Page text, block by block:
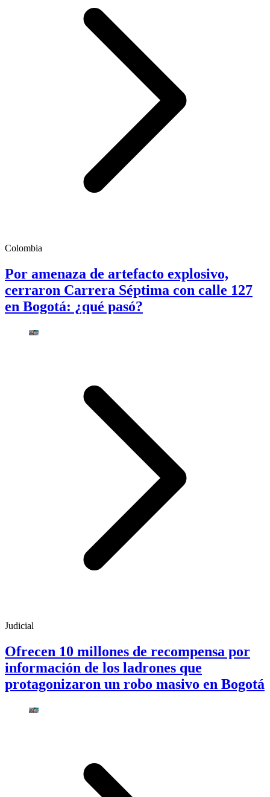
Colombia
Por amenaza de artefacto explosivo,
cerraron Carrera Séptima con calle 127
en Bogotá: ¿qué pasó?
Judicial
Ofrecen 10 millones de recompensa por
información de los ladrones que
protagonizaron un robo masivo en Bogotá